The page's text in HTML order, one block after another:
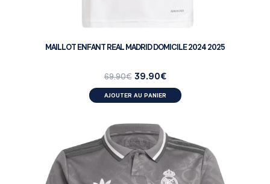
MAILLOT ENFANT REAL MADRID DOMICILE 2024 2025
69.90€ 39.90€
AJOUTER AU PANIER